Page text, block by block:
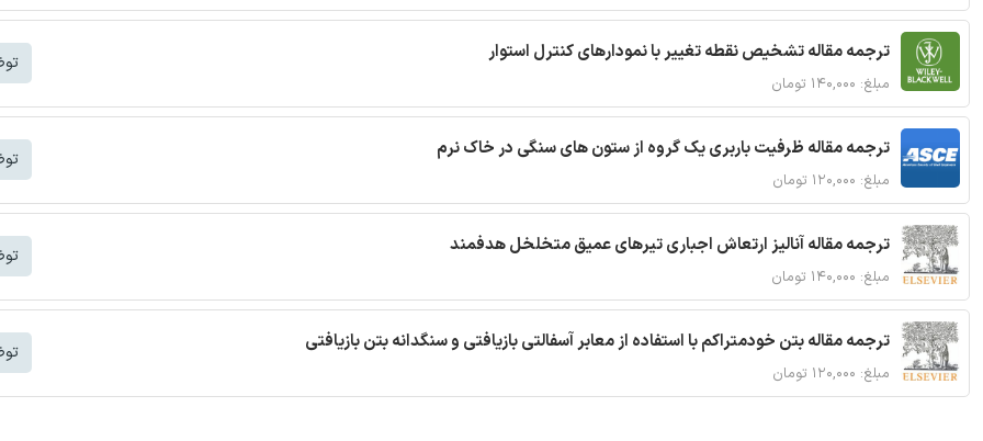
ترجمه مقاله تشخیص نقطه تغییر با نمودارهای کنترل استوار
مبلغ: ۱۴۰,۰۰۰ تومان
ترجمه مقاله ظرفیت باربری یک گروه از ستون های سنگی در خاک نرم
مبلغ: ۱۲۰,۰۰۰ تومان
ترجمه مقاله آنالیز ارتعاش اجباری تیرهای عمیق متخلخل هدفمند
مبلغ: ۱۴۰,۰۰۰ تومان
ترجمه مقاله بتن خودمتراکم با استفاده از معابر آسفالتی بازیافتی و سنگدانه بتن بازیافتی
مبلغ: ۱۲۰,۰۰۰ تومان